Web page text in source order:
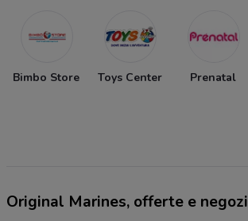
Bimbo Store Toys Center Prenatal
Original Marines, offerte e negozi